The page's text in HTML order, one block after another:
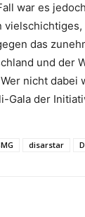
war es
das
und der
nicht dabei
Gala der
disarstar